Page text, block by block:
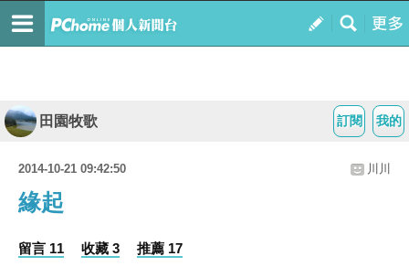
我的
訂閱
田園牧歌
2014-10-21 09:42:50 川川
緣起
留言 11 收藏 3 推薦 17